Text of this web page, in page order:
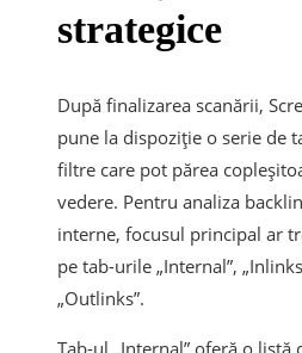
strategice
După finalizarea scanării,
pune la dispoziție o serie de
filtre care pot părea
vedere. Pentru analiza
interne, focusul principal ar
pe tab-urile „Internal”,
„Outlinks”.